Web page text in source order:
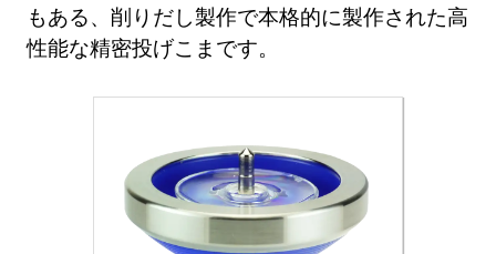
もある、削りだし製作で本格的に製作された高
性能な精密投げこまです。